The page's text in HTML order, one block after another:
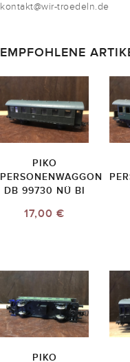
kontakt@wir-troedeln.de
EMPFOHLENE
PIKO
PERSONENWAGGON
DB 99730 NÜ BI
17,00 €
PIKO